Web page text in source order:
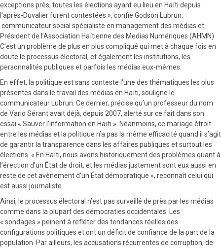
exceptions près, toutes les élections ayant eu lieu en Haïti depuis
l’après-Duvalier furent contestées », confie Godson Lubrun,
communicateur social spécialiste en management des médias et
Président de l’Association Haïtienne des Medias Numériques (AHMN).
C’est un problème de plus en plus compliqué qui met à chaque fois en
doute le processus électoral, et également les institutions, les
personnalités publiques et parfois les médias eux-mêmes.
En effet, la politique est sans conteste l’une des thématiques les plus
présentes dans le travail des médias en Haïti, souligne le
communicateur Lubrun. Ce dernier, précise qu’un professeur du nom
de Vario Sérant avait déjà, depuis 2007, alerté sur ce fait dans son
essai « Sauver l’information en Haïti ». Néanmoins, ce mariage étroit
entre les médias et la politique n’a pas la même efficacité quand il s’agit
de garantir la transparence dans les affaires publiques et surtout les
élections. « En Haïti, nous avons historiquement des problèmes quant à
l’érection d’un État de droit, et les médias justement sont eux aussi en
reste de cet avènement d’un État démocratique », reconnaît celui qui
est aussi journaliste.
Ainsi, le processus électoral n’est pas surveillé de près par les médias
comme dans la plupart des démocraties occidentales. Les
« sondages » peinent à refléter des tendances réelles des
configurations politiques et ont un déficit de confiance de la part de la
population. Par ailleurs, les accusations récurrentes de corruption, de